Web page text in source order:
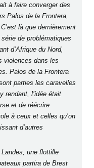
à faire converger des
Palos de la Frontera,
là que dernièrement
de problématiques
d’Afrique du Nord,
violences dans les
Palos de la Frontera
parties les caravelles
rendant, l’idée était
et de réécrire
à ceux et celles qu’on
d’autres
une flottille
partira de Brest